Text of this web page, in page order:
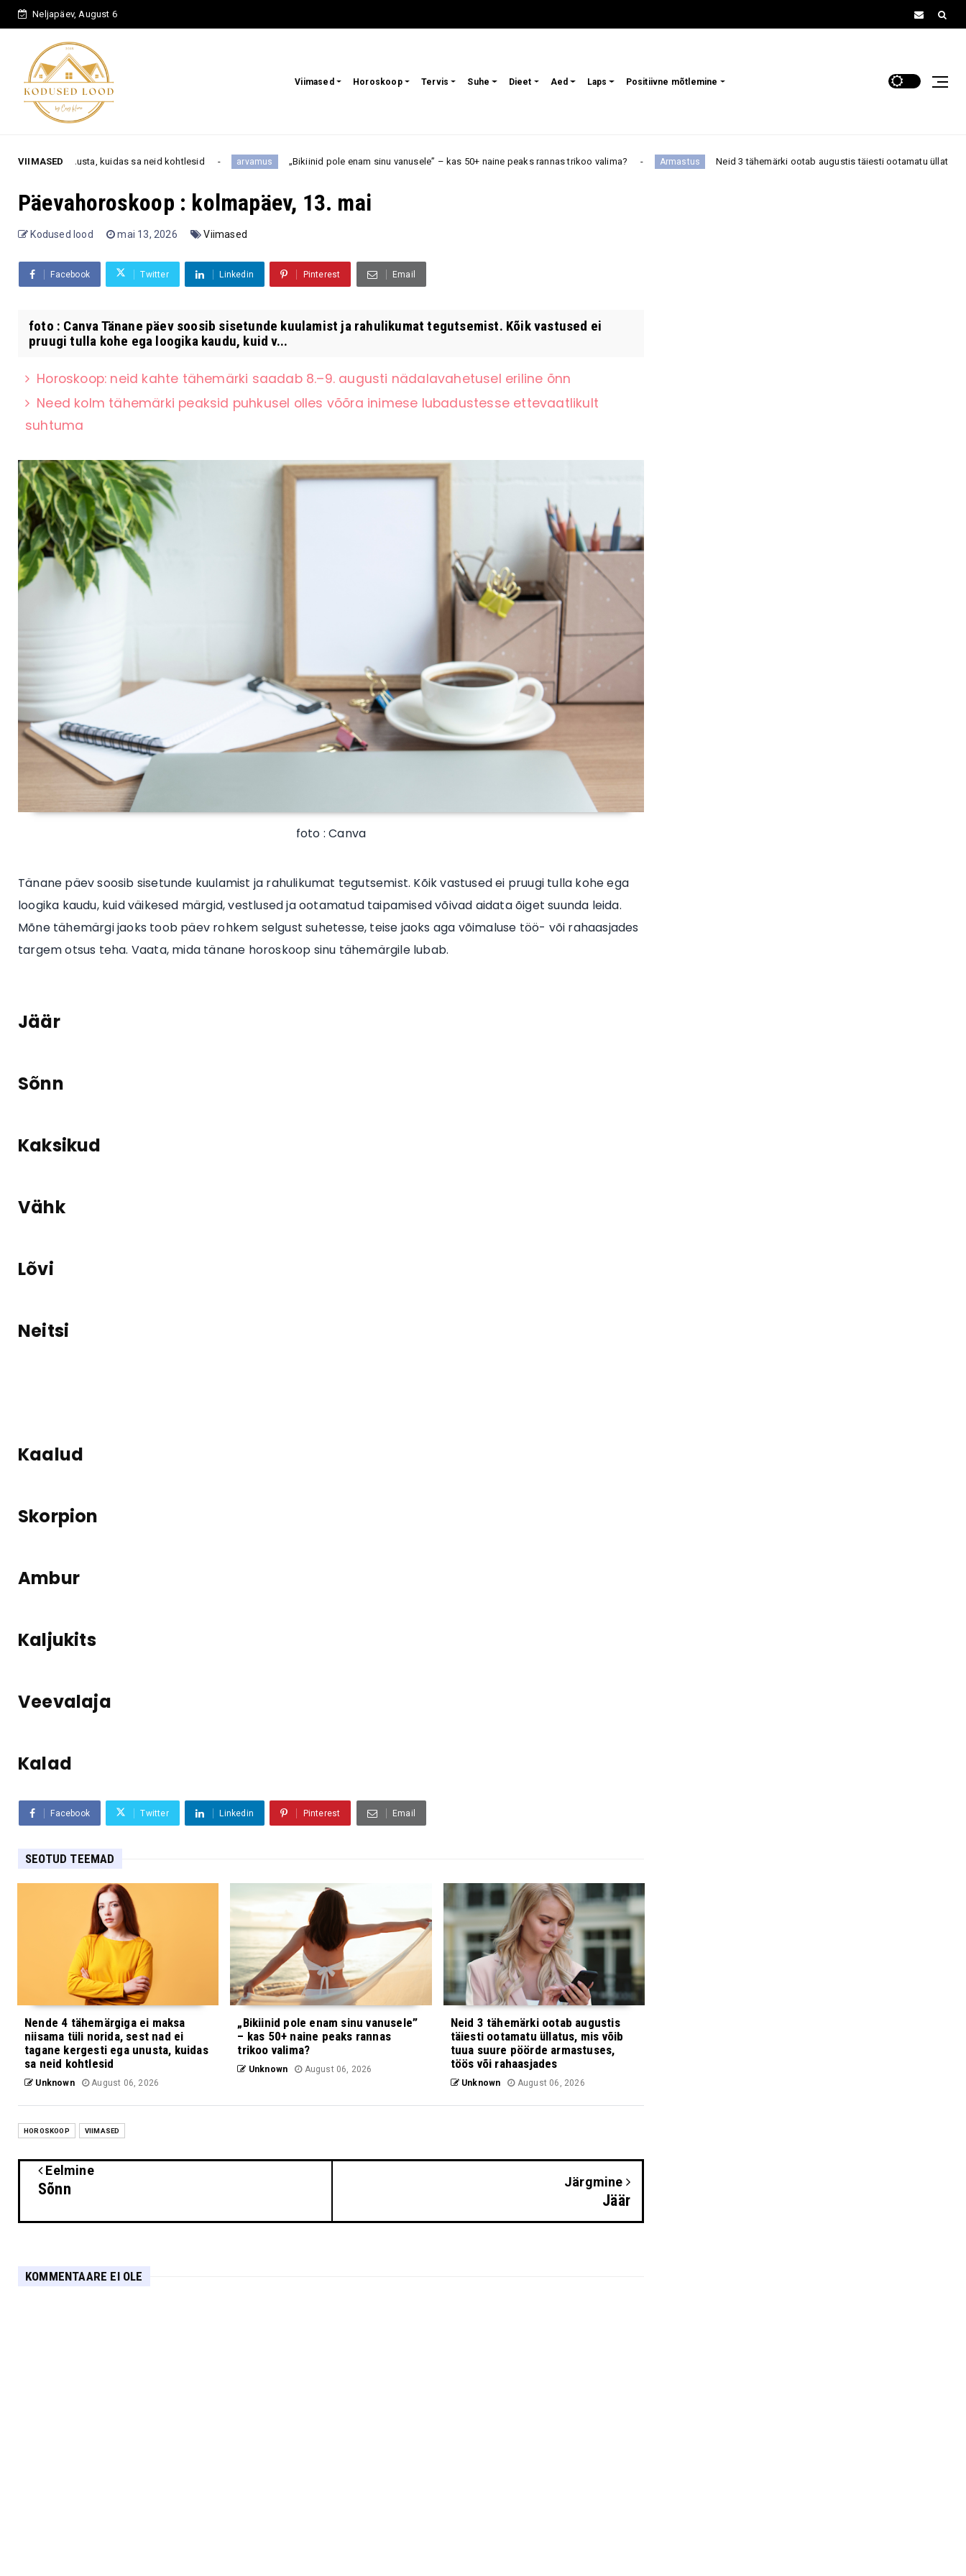
Neljapäev, August 6
Viimased Horoskoop Tervis Suhe Dieet Aed Laps Positiivne mõtlemine
VIIMASED
kuidas sa neid kohtlesid arvamus „Bikiinid pole enam sinu vanusele” – kas 50+ naine peaks rannas trikoo valima? Armastus Neid 3 tähemärki ootab augustis täiesti ootamatu üllatus, mis võib tuua
Päevahoroskoop : kolmapäev, 13. mai
Kodused lood mai 13, 2026 Viimased
Facebook Twitter Linkedin Pinterest Email
foto : Canva Tänane päev soosib sisetunde kuulamist ja rahulikumat tegutsemist. Kõik vastused ei
pruugi tulla kohe ega loogika kaudu, kuid v...
Horoskoop: neid kahte tähemärki saadab 8.–9. augusti nädalavahetusel eriline õnn
Need kolm tähemärki peaksid puhkusel olles võõra inimese lubadustesse ettevaatlikult
suhtuma
foto : Canva
Tänane päev soosib sisetunde kuulamist ja rahulikumat tegutsemist. Kõik vastused ei pruugi tulla kohe ega
loogika kaudu, kuid väikesed märgid, vestlused ja ootamatud taipamised võivad aidata õiget suunda leida.
Mõne tähemärgi jaoks toob päev rohkem selgust suhetesse, teise jaoks aga võimaluse töö- või rahaasjades
targem otsus teha. Vaata, mida tänane horoskoop sinu tähemärgile lubab.
Jäär
Sõnn
Kaksikud
Vähk
Lõvi
Neitsi
Kaalud
Skorpion
Ambur
Kaljukits
Veevalaja
Kalad
Facebook Twitter Linkedin Pinterest Email
SEOTUD TEEMAD
Nende 4 tähemärgiga ei maksa
niisama tüli norida, sest nad ei
tagane kergesti ega unusta, kuidas
sa neid kohtlesid
Unknown August 06, 2026
„Bikiinid pole enam sinu vanusele”
– kas 50+ naine peaks rannas
trikoo valima?
Unknown August 06, 2026
Neid 3 tähemärki ootab augustis
täiesti ootamatu üllatus, mis võib
tuua suure pöörde armastuses,
töös või rahaasjades
Unknown August 06, 2026
HOROSKOOP VIIMASED
Eelmine
Sõnn Järgmine
Jäär
KOMMENTAARE EI OLE